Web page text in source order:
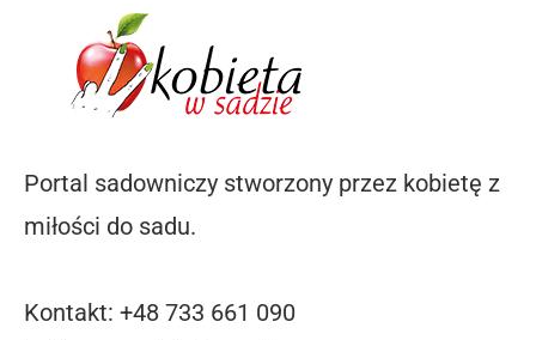
Portal sadowniczy stworzony przez kobietę z
miłości do sadu.
Kontakt: +48 733 661 090